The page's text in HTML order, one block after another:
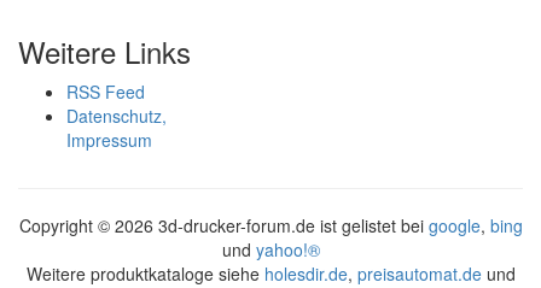
Weitere Links
RSS Feed
Datenschutz,
Impressum
Copyright © 2026 3d-drucker-forum.de ist gelistet bei google, bing
und yahoo!®
Weitere produktkataloge siehe holesdir.de, preisautomat.deund